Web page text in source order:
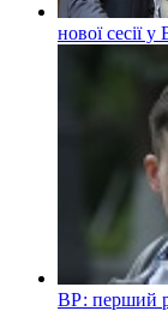
нової сесії
ВР: перший